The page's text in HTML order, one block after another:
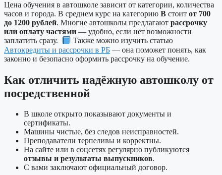
Цена обучения в автошколе зависит от категории, количества
часов и города. В среднем курс на категорию B стоит от 700
до 1200 рублей. Многие автошколы предлагают рассрочку
или оплату частями — удобно, если нет возможности
заплатить сразу.
Также можно изучить статью
Автокредиты и рассрочки в РБ — она поможет понять, как
законно и безопасно оформить рассрочку на обучение.
Как отличить надёжную автошколу от
посредственной
В школе открыто показывают документы и
сертификаты.
Машины чистые, без следов неисправностей.
Преподаватели терпеливы и корректны.
На сайте или в соцсетях регулярно публикуются
отзывы и результаты выпускников.
С вами заключают официальный договор.